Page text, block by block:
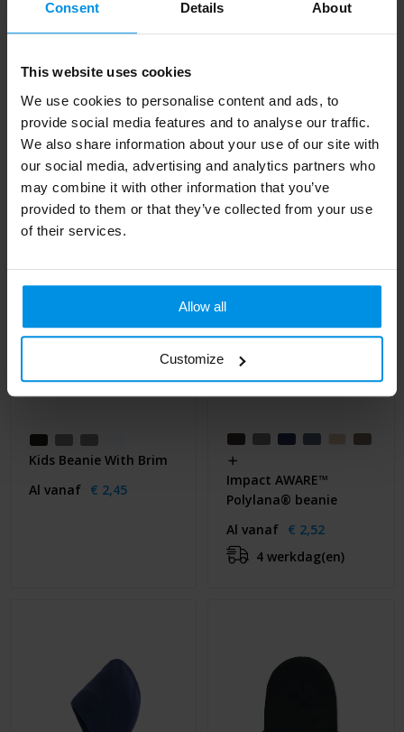
Consent Details About
This website uses cookies
We use cookies to personalise content and ads, to
provide social media features and to analyse our traffic.
We also share information about your use of our site with
our social media, advertising and analytics partners who
may combine it with other information that you’ve
provided to them or that they’ve collected from your use
of their services.
Allow all
Customize
DOCK - Docker pet
Al vanaf
€ 2,31
4 werkdag(en)
Beanie With Brim
€ 2,45
Kids Beanie With Brim
Al vanaf € 2,45
Impact AWARE™
Polylana® beanie
Al vanaf € 2,52
4 werkdag(en)